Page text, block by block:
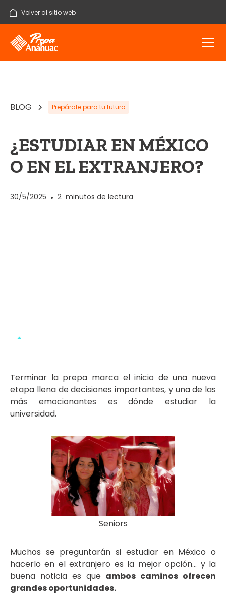
Volver al sitio web
BLOG Prepárate para tu futuro
¿ESTUDIAR EN MÉXICO
O EN EL EXTRANJERO?
30/5/2025 • 2 minutos de lectura
Terminar la prepa marca el inicio de una nueva
etapa llena de decisiones importantes, y una de las
más emocionantes es dónde estudiar la
universidad.
Seniors
Muchos se preguntarán si estudiar en México o
hacerlo en el extranjero es la mejor opción… y la
buena noticia es que ambos caminos ofrecen
grandes oportunidades.